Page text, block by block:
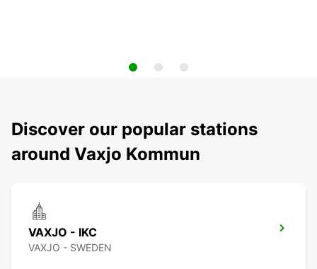
Discover our popular stations
around Vaxjo Kommun
VAXJO - IKC
VAXJO - SWEDEN